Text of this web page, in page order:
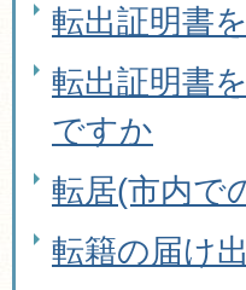
転出証明書
転出証明書
ですか
転居(市内で
転籍の届け